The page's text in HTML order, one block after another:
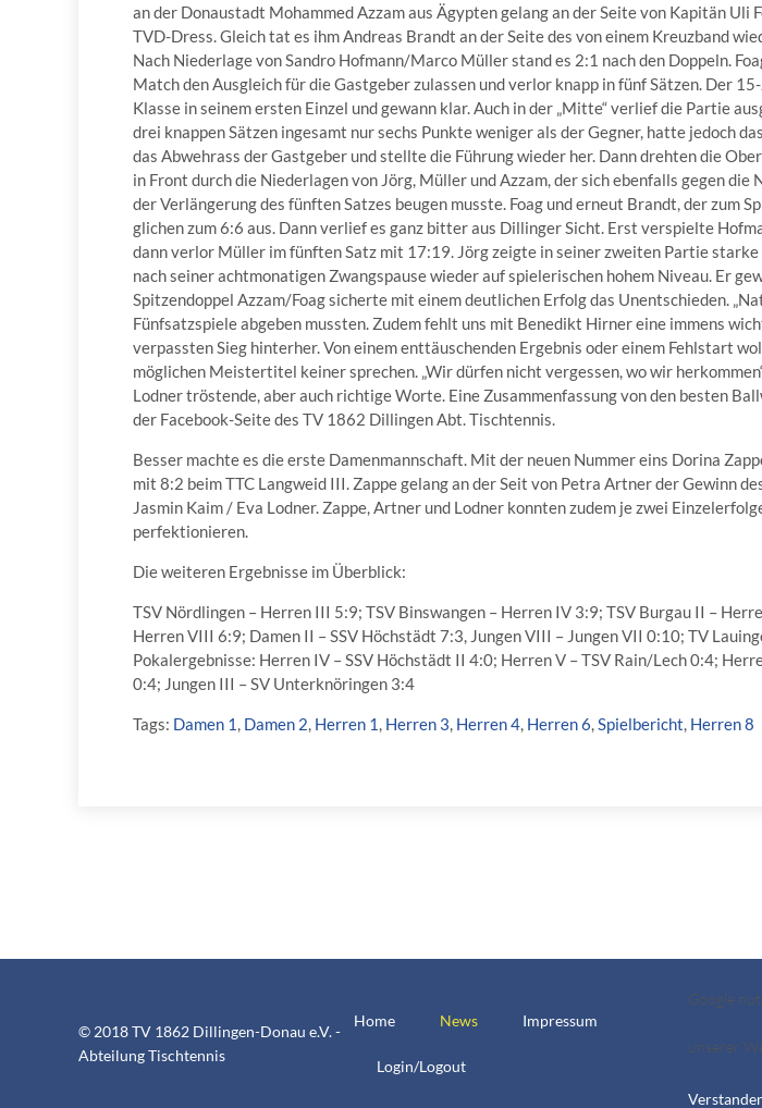
an der Donaustadt Mohammed Azzam aus Ägypten gelang an der Seite von Kapitän Uli
TVD-Dress. Gleich tat es ihm Andreas Brandt an der Seite des von einem Kreuzband
Nach Niederlage von Sandro Hofmann/Marco Müller stand es 2:1 nach den Doppeln.
Match den Ausgleich für die Gastgeber zulassen und verlor knapp in fünf Sätzen. Der
Klasse in seinem ersten Einzel und gewann klar. Auch in der „Mitte“ verlief die Partie
drei knappen Sätzen ingesamt nur sechs Punkte weniger als der Gegner, hatte jedoch
das Abwehrass der Gastgeber und stellte die Führung wieder her. Dann drehten die
in Front durch die Niederlagen von Jörg, Müller und Azzam, der sich ebenfalls gegen die
der Verlängerung des fünften Satzes beugen musste. Foag und erneut Brandt, der zum
glichen zum 6:6 aus. Dann verlief es ganz bitter aus Dillinger Sicht. Erst verspielte
dann verlor Müller im fünften Satz mit 17:19. Jörg zeigte in seiner zweiten Partie
nach seiner achtmonatigen Zwangspause wieder auf spielerischen hohem Niveau. Er
Spitzendoppel Azzam/Foag sicherte mit einem deutlichen Erfolg das Unentschieden.
Fünfsatzspiele abgeben mussten. Zudem fehlt uns mit Benedikt Hirner eine immens
verpassten Sieg hinterher. Von einem enttäuschenden Ergebnis oder einem Fehlstart
möglichen Meistertitel keiner sprechen. „Wir dürfen nicht vergessen, wo wir
Lodner tröstende, aber auch richtige Worte. Eine Zusammenfassung von den besten
der Facebook-Seite des TV 1862 Dillingen Abt. Tischtennis.
Besser machte es die erste Damenmannschaft. Mit der neuen Nummer eins Dorina
mit 8:2 beim TTC Langweid III. Zappe gelang an der Seit von Petra Artner der Gewinn
Jasmin Kaim / Eva Lodner. Zappe, Artner und Lodner konnten zudem je zwei
perfektionieren.
Die weiteren Ergebnisse im Überblick:
TSV Nördlingen – Herren III 5:9; TSV Binswangen – Herren IV 3:9; TSV Burgau II –
Herren VIII 6:9; Damen II – SSV Höchstädt 7:3, Jungen VIII – Jungen VII 0:10; TV
Pokalergebnisse: Herren IV – SSV Höchstädt II 4:0; Herren V – TSV Rain/Lech 0:4;
0:4; Jungen III – SV Unterknöringen 3:4
Tags: Damen 1 , Damen 2, Herren 1 , Herren 3, Herren 4, Herren 6,Spielbericht, Herren 8
© 2018 TV 1862 Dillingen-Donau e.V. -
Abteilung Tischtennis
Home News Impressum
Login/Logout
Google
unserer